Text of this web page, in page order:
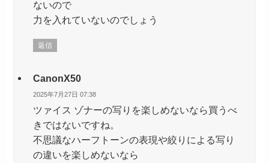
ないので
力を入れていないのでしょう
返信
CanonX50
2025年7月27日 07:38
ツァイス ゾナーの写りを楽しめないなら買うべ
きではないですね。
不思議なハーフトーンの表現や絞りによる写り
の違いを楽しめないなら